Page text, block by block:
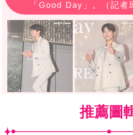
「Good Day」。（記者
推薦圖